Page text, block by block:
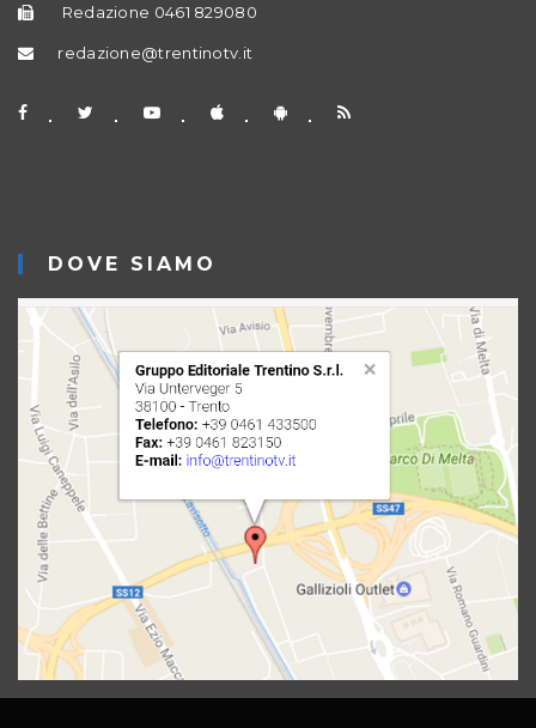
Redazione 0461 829080
redazione@trentinotv.it
DOVE SIAMO